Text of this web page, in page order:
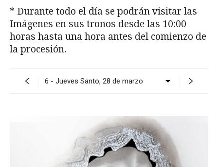
* Durante todo el día se podrán visitar las
Imágenes en sus tronos desde las 10:00
horas hasta una hora antes del comienzo de
la procesión.